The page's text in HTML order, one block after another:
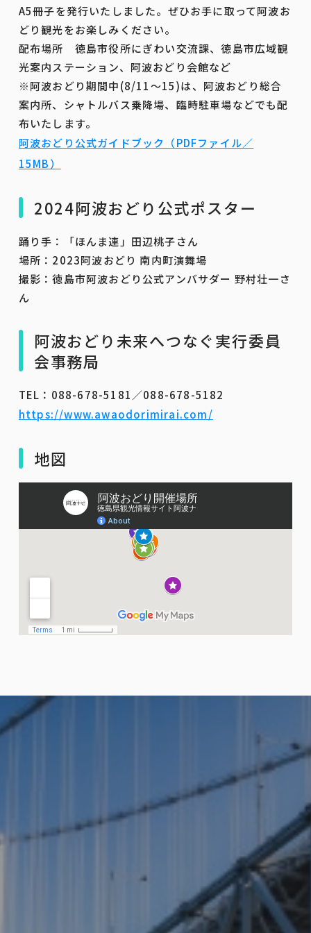
A5冊子を発行いたしました。ぜひお手に取って阿波お
どり観光をお楽しみください。
配布場所 徳島市役所にぎわい交流課、徳島市広域観
光案内ステーション、阿波おどり会館など
​※阿波おどり期間中(8/11〜15)は、阿波おどり総合
案内所、シャトルバス乗降場、臨時駐車場などでも配
布いたします。
阿波おどり公式ガイドブック（PDFファイル／
15MB）
2024阿波おどり公式ポスター
踊り手：「ほんま連」田辺桃子さん
場所：2023阿波おどり 南内町演舞場
撮影：徳島市阿波おどり公式アンバサダー 野村壮一さ
ん
阿波おどり未来へつなぐ実行委員
会事務局
TEL：088-678-5181／088-678-5182
https://www.awaodorimirai.com/
地図